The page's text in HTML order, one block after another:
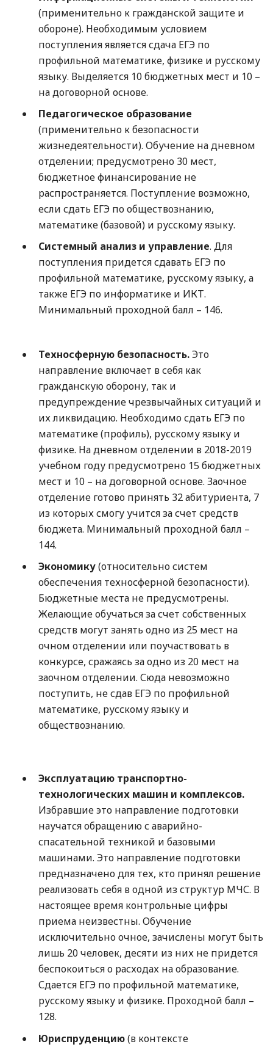
(применительно к гражданской защите и
обороне). Необходимым условием
поступления является сдача ЕГЭ по
профильной математике, физике и русскому
языку. Выделяется 10 бюджетных мест и 10 –
на договорной основе.
Педагогическое образование
(применительно к безопасности
жизнедеятельности). Обучение на дневном
отделении; предусмотрено 30 мест,
бюджетное финансирование не
распространяется. Поступление возможно,
если сдать ЕГЭ по обществознанию,
математике (базовой) и русскому языку.
Системный анализ и управление. Для
поступления придется сдавать ЕГЭ по
профильной математике, русскому языку, а
также ЕГЭ по информатике и ИКТ.
Минимальный проходной балл – 146.
Техносферную безопасность.Это
направление включает в себя как
гражданскую оборону, так и
предупреждение чрезвычайных ситуаций и
их ликвидацию. Необходимо сдать ЕГЭ по
математике (профиль), русскому языку и
физике. На дневном отделении в 2018-2019
учебном году предусмотрено 15 бюджетных
мест и 10 – на договорной основе. Заочное
отделение готово принять 32 абитуриента, 7
из которых смогу учится за счет средств
бюджета. Минимальный проходной балл –
144.
Экономику(относительно систем
обеспечения техносферной безопасности).
Бюджетные места не предусмотрены.
Желающие обучаться за счет собственных
средств могут занять одно из 25 мест на
очном отделении или поучаствовать в
конкурсе, сражаясь за одно из 20 мест на
заочном отделении. Сюда невозможно
поступить, не сдав ЕГЭ по профильной
математике, русскому языку и
обществознанию.
Эксплуатацию транспортно-
технологических машин и комплексов.
Избравшие это направление подготовки
научатся обращению с аварийно-
спасательной техникой и базовыми
машинами. Это направление подготовки
предназначено для тех, кто принял решение
реализовать себя в одной из структур МЧС. В
настоящее время контрольные цифры
приема неизвестны. Обучение
исключительно очное, зачислены могут быть
лишь 20 человек, десяти из них не придется
беспокоиться о расходах на образование.
Сдается ЕГЭ по профильной математике,
русскому языку и физике. Проходной балл –
128.
Юриспруденцию(в контексте